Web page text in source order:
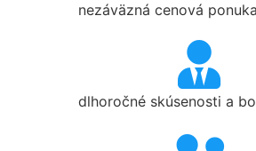
nezáväzná cenová
dlhoročné skúsenosti a